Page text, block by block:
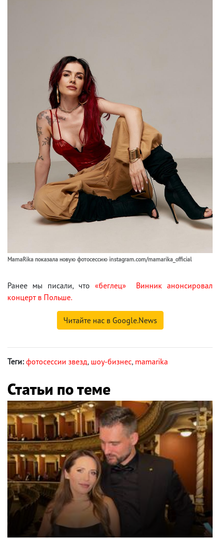
MamaRika показала новую фотосессию instagram.com/mamarika_official
Ранее мы писали, что «беглец» Винник анонсировал
концерт в Польше.
Читайте нас в Google.News
Теги: фотосессии звезд, шоу-бизнес, mamarika
Статьи по теме